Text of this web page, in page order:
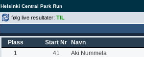
Helsinki Central Park Run
følg live resultater: TIL
Plass Start Nr
Navn
1
41
Aki Nummela